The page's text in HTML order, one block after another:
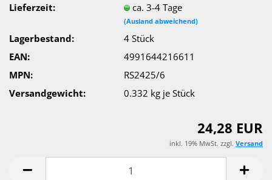
Lieferzeit:
ca. 3-4 Tage
(Ausland abweichend)
Lagerbestand: 4Stück
EAN:
4991644216611
MPN:
RS2425/6
Versandgewicht:
0.332 kg je Stück
24,28 EUR
inkl. 19% MwSt. zzgl. Versand